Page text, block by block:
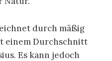
durch mäßig
einem Durchschnitt
Es kann jedoch